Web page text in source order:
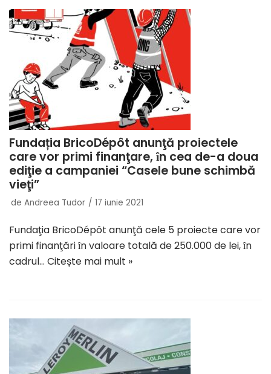
Fundația BricoDépôt anunţă proiectele
care vor primi finanţare, ȋn cea de-a doua
ediţie a campaniei “Casele bune schimbă
vieţi”
de Andreea Tudor 17 iunie 2021
Fundaţia BricoDépôt anunţă cele 5 proiecte care vor
primi finanţări ȋn valoare totală de 250.000 de lei, ȋn
cadrul… Citește mai mult »